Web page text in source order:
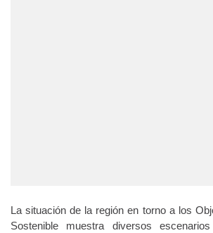
La situación de la región en torno a los
Sostenible muestra diversos